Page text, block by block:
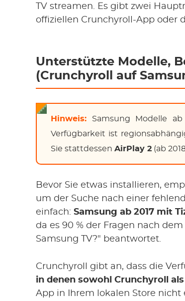
TV streamen. Es gibt zwei
offiziellen Crunchyroll-App oder
Unterstützte Modelle,
(Crunchyroll auf
Hinweis: Samsung Modelle ab
Verfügbarkeit ist
Sie stattdessen AirPlay 2 (ab
Bevor Sie etwas installieren,
um der Suche nach einer
einfach: Samsung ab 2017 mit
da es 90 % der Fragen nach
Samsung TV?" beantwortet.
Crunchyroll gibt an, dass die
in denen sowohl Crunchyroll
App in Ihrem lokalen Store